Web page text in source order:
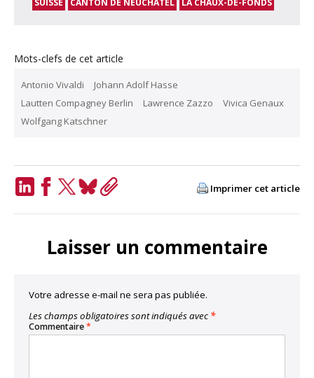
SUISSE CANTON DE NEUCHÂTEL LA CHAUX-DE-FONDS
Mots-clefs de cet article
Antonio Vivaldi
Johann Adolf Hasse
Lautten Compagney Berlin
Lawrence Zazzo
Vivica Genaux
Wolfgang Katschner
Imprimer cet article
Laisser un commentaire
Votre adresse e-mail ne sera pas publiée.
Les champs obligatoires sont indiqués avec *
Commentaire*